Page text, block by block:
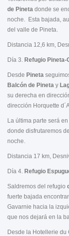
de Pineta donde se
noche. Esta bajada,
del valle de Pineta.
Distancia 12,6 km,
Día 3. Refugio
Desde Pineta
Balcón de Pineta y
su derecha en
dirección Horquette
La última parte será
donde disfrutaremos
noche.
Distancia 17 km,
Día 4. Refugio
Saldremos del refugio
fuerte bajada
Gavarnie hacia la
que nos dejará en la
Desde la Hotellerie du